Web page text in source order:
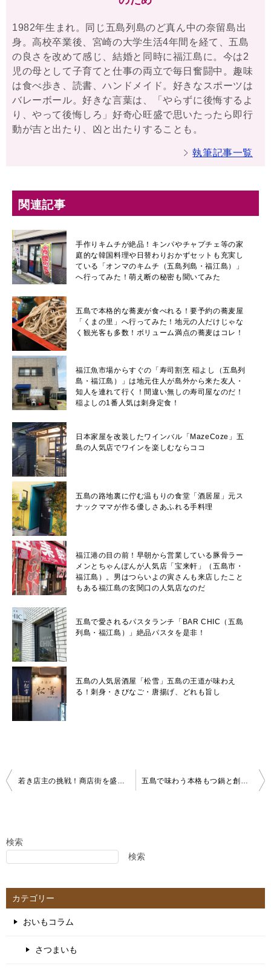
1982年生まれ。同じ五島列島のど真ん中の奈留島出
身。高校卒業後、宮崎の大学生活4年間を経て、五島
の良さを改めて感じ、結婚と同時に福江島に。今は2
児の母として子育てと仕事の両立で毎日奮闘中。趣味
は食べ歩き、読書、ハンドメイド。好きなスポーツは
バレーボール。好きな言葉は、「やらずに後悔するよ
り、やって後悔しろ」好奇心旺盛で思いたったら即行
動が吉と出たり、凶と出たりすることも。
執筆記事一覧
関連記事
手作りキムチが絶品！キンパやチャプチェ等の家
庭的な韓国料理や日替わりおかずセットも充実し
ている「オンマのキムチ（五島列島・福江島）」
へ行ってみた！萌え断の秘密も聞いてみた
五島で本格的な蕎麦が食べれる！要予約の蕎麦屋
「くまの里」へ行ってみた！地元の人だけじゃな
く観光客も多数！ボリューム満点の蕎麦はコレ！
福江魚市場からすぐの「寿司割烹 稲よし（五島列
島・福江島）」は地元住人が島外から来た友人・
知人を連れて行く！間違い無しの寿司屋なのだ！
稲よしの1番人気は刺身定食！
日本家屋を改装したワインバル「MazeCoze」五
島の人気店でワインを楽しむならココ
五島の路地裏に佇む温もりの食堂「酒居屋」元ス
ナックママが作る優しさあふれる手料理
福江港の目の前！早朝から営業している豚骨ラー
メンとちゃんぽんが人気店「宝来軒」（五島市・
福江島）。男はつらいよの寅さんも来店したこと
もある福江島の玄関口の人気店なのだ
五島で愛されるパスタランチ「BAR CHIC（五島
列島・福江島）」絶品パスタを是非！
五島の人気居酒屋「松雪」五島の王道が味わえ
る！刺身・きびなご・唐揚げ、どれも旨し
投
稿
ゲ
ョ
ン
検索
検索
カテゴリー
おいもコラム
さつまいも